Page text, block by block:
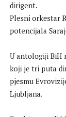
dirigent.
Plesni orkestar
potencijala
U antologiji BiH
koji je tri puta
pjesmu
Ljubljana.